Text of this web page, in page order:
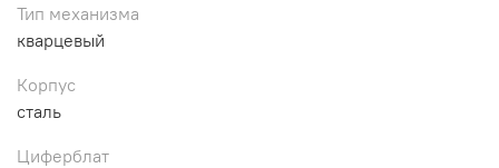
Тип механизма
кварцевый
Корпус
сталь
Циферблат